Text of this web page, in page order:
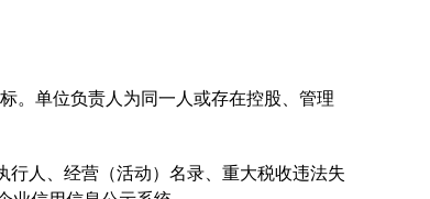
。单位负责人为同一人或存在控股、管理
行人、 经营（活动）名录
重大税收违法失